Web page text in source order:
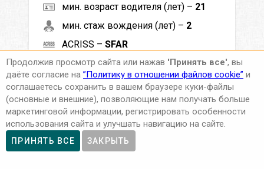
мин. возраст водителя (лет) – 21
мин. стаж вождения (лет) – 2
ACRISS – SFAR
Класс –Полноразмерный 4x4
Цена от66EURв сутки
ДЕТАЛЬНЕЙ
Продолжив просмотр сайта или нажав 'Принять все', вы
даёте согласие на ”Политику в отношении файлов cookie” и
соглашаетесь сохранить в вашем браузере куки-файлы
(основные и внешние), позволяющие нам получать больше
маркетинговой информации, регистрировать особенности
использования сайта и улучшать навигацию на сайте.
ПРИНЯТЬ ВСЕ ЗАКРЫТЬ